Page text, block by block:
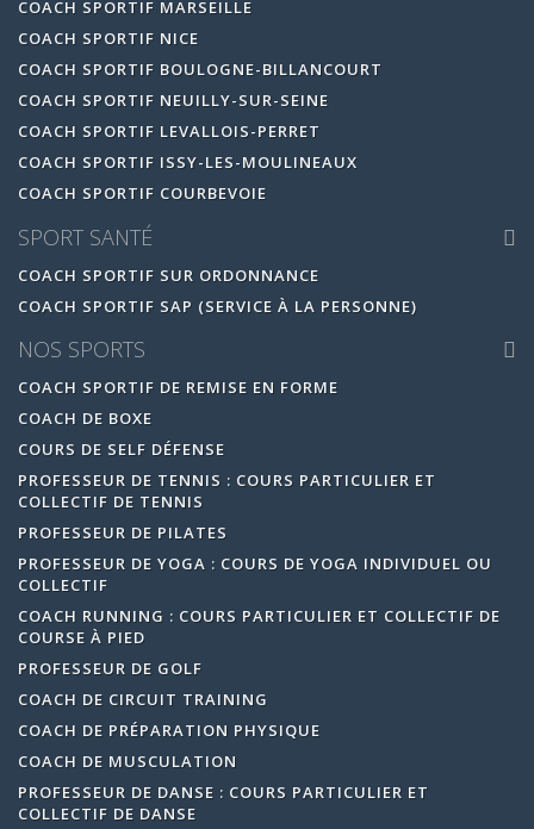
COACH SPORTIF MARSEILLE
COACH SPORTIF NICE
COACH SPORTIF BOULOGNE-BILLANCOURT
COACH SPORTIF NEUILLY-SUR-SEINE
COACH SPORTIF LEVALLOIS-PERRET
COACH SPORTIF ISSY-LES-MOULINEAUX
COACH SPORTIF COURBEVOIE
SPORT SANTÉ
COACH SPORTIF SUR ORDONNANCE
COACH SPORTIF SAP (SERVICE À LA PERSONNE)
NOS SPORTS
COACH SPORTIF DE REMISE EN FORME
COACH DE BOXE
COURS DE SELF DÉFENSE
PROFESSEUR DE TENNIS : COURS PARTICULIER ET
COLLECTIF DE TENNIS
PROFESSEUR DE PILATES
PROFESSEUR DE YOGA : COURS DE YOGA INDIVIDUEL OU
COLLECTIF
COACH RUNNING : COURS PARTICULIER ET COLLECTIF DE
COURSE À PIED
PROFESSEUR DE GOLF
COACH DE CIRCUIT TRAINING
COACH DE PRÉPARATION PHYSIQUE
COACH DE MUSCULATION
PROFESSEUR DE DANSE : COURS PARTICULIER ET
COLLECTIF DE DANSE